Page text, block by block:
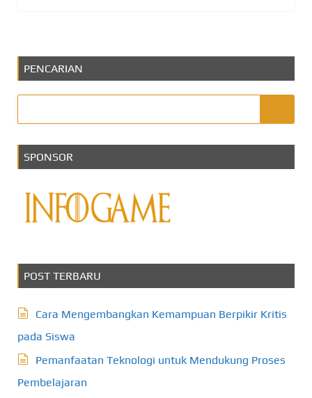
PENCARIAN
SPONSOR
POST TERBARU
Cara Mengembangkan Kemampuan Berpikir Kritis
pada Siswa
Pemanfaatan Teknologi untuk Mendukung Proses
Pembelajaran